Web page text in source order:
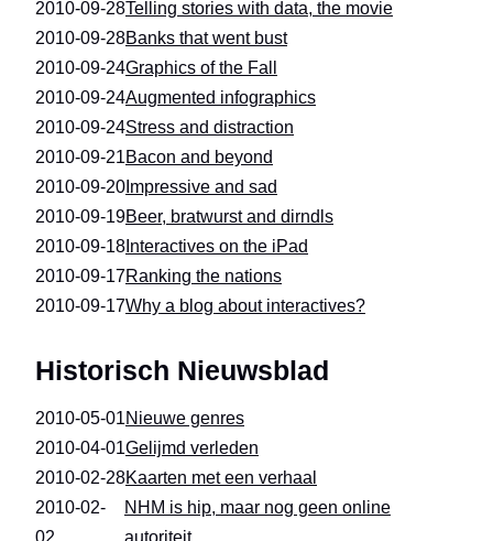
2010-09-28Telling stories with data, the movie
2010-09-28Banks that went bust
2010-09-24Graphics of the Fall
2010-09-24Augmented infographics
2010-09-24Stress and distraction
2010-09-21Bacon and beyond
2010-09-20 Impressive and sad
2010-09-19Beer, bratwurst and dirndls
2010-09-18 Interactives on the iPad
2010-09-17Ranking the nations
2010-09-17Why a blog about interactives?
Historisch Nieuwsblad
2010-05-01Nieuwe genres
2010-04-01Gelijmd verleden
2010-02-28Kaarten met een verhaal
2010-02-
02
NHM is hip, maar nog geen online
autoriteit